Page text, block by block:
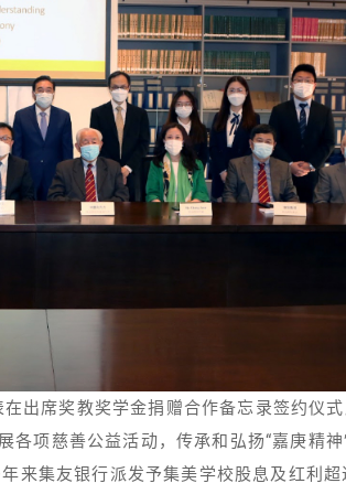
出席奖教奖学金捐赠合作备忘录签约仪
项慈善公益活动，传承和弘扬“嘉庚精神
来集友银行派发予集美学校股息及红利